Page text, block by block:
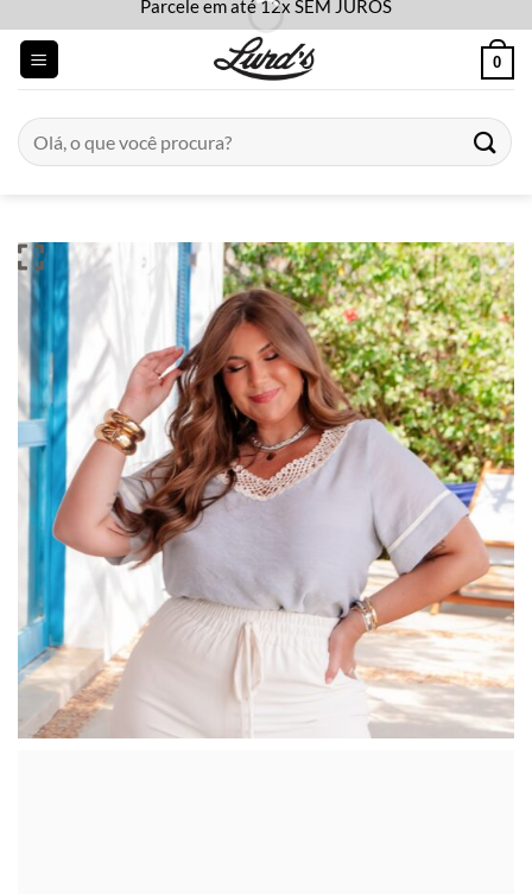
content
Parcele em até 12x SEM JUROS
0
Pesquisar
por: